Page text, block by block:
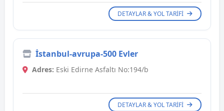
DETAYLAR & YOL TARIFI
İstanbul-avrupa-500 Evler
Adres: Eski Edirne Asfaltı No:194/b
DETAYLAR & YOL TARIFI